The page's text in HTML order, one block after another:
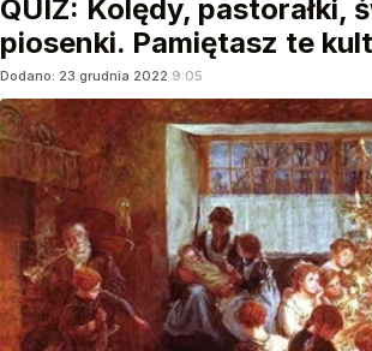
QUIZ: Kolędy, pastorałki,
piosenki. Pamiętasz te
Dodano: 23 grudnia 2022 9:05